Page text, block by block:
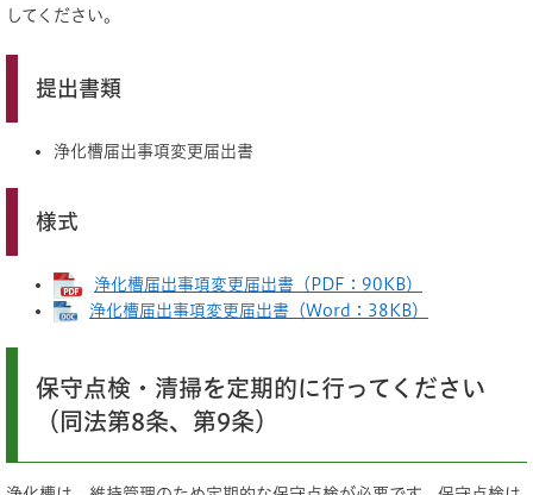
してください。
提出書類
浄化槽届出事項変更届出書
様式
浄化槽届出事項変更届出書（PDF：90KB）
浄化槽届出事項変更届出書（Word：38KB）
保守点検・清掃を定期的に行ってください
（同法第8条、第9条）